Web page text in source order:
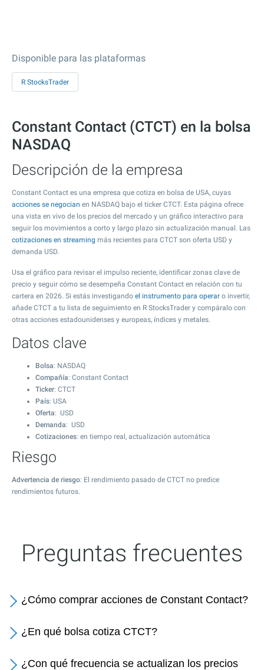
Disponible para las plataformas
R StocksTrader
Constant Contact (CTCT) en la bolsa
NASDAQ
Descripción de la empresa
Constant Contact es una empresa que cotiza en bolsa de USA, cuyas
acciones se negocian en NASDAQ bajo el ticker CTCT. Esta página ofrece
una vista en vivo de los precios del mercado y un gráfico interactivo para
seguir los movimientos a corto y largo plazo sin actualización manual. Las
cotizaciones en streaming más recientes para CTCT son oferta USD y
demanda USD.
Usa el gráfico para revisar el impulso reciente, identificar zonas clave de
precio y seguir cómo se desempeña Constant Contact en relación con tu
cartera en 2026. Si estás investigando el instrumento para operar o invertir,
añade CTCT a tu lista de seguimiento en R StocksTrader y compáralo con
otras acciones estadounidenses y europeas, índices y metales.
Datos clave
Bolsa: NASDAQ
Compañía: Constant Contact
Ticker: CTCT
País: USA
Oferta: USD
Demanda: USD
Cotizaciones: en tiempo real, actualización automática
Riesgo
Advertencia de riesgo: El rendimiento pasado de CTCT no predice
rendimientos futuros.
Preguntas frecuentes
¿Cómo comprar acciones de Constant Contact?
¿En qué bolsa cotiza CTCT?
¿Con qué frecuencia se actualizan los precios